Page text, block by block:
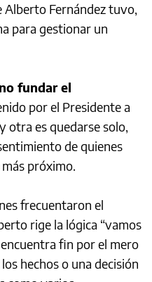
Alberto Fernández tuvo,
para gestionar un
fundar el
por el Presidente a
otra es quedarse solo,
de quienes
próximo.
frecuentaron el
rige la lógica “vamos
fin por el mero
hechos o una decisión